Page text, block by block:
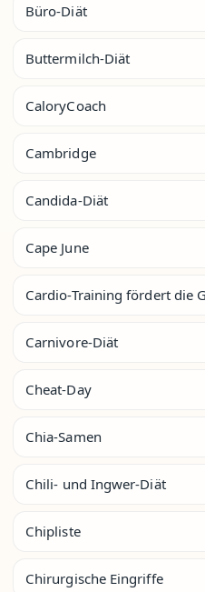
Büro-Diät
Buttermilch-Diät
CaloryCoach
Cambridge
Candida-Diät
Cape June
Cardio-Training fördert die
Carnivore-Diät
Cheat-Day
Chia-Samen
Chili- und Ingwer-Diät
Chipliste
Chirurgische Eingriffe